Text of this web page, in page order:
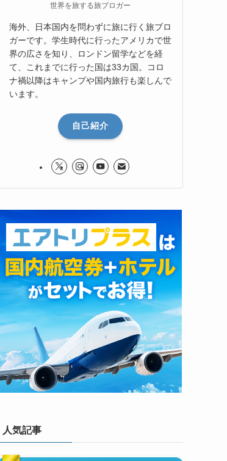
世界を旅する旅ブロガー
海外、日本国内を問わずに旅に行く旅ブロ
ガーです。学生時代に行ったアメリカで世
界の広さを知り、ロンドン留学などを経
て、これまでに行った国は33カ国。コロ
ナ禍以降はキャンプや国内旅行も楽しんで
います。
自己紹介
人気記事